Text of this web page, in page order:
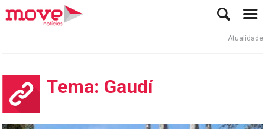
Atualidade
Tema: Gaudí